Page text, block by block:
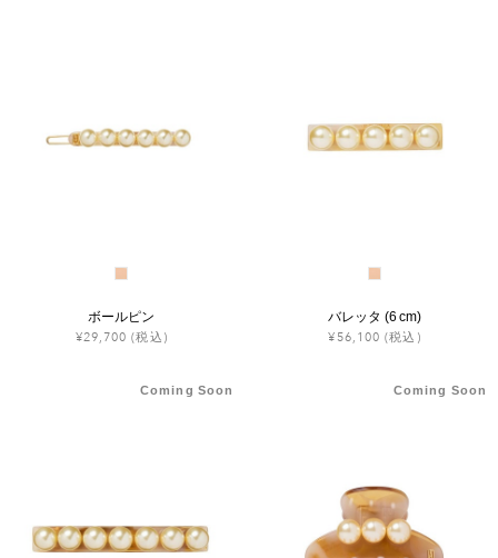
ボールピン
¥29,700 (税込)
バレッタ (6 cm)
¥56,100 (税込)
Coming Soon Coming Soon